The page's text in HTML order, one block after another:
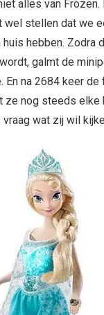
alles van Frozen.
wel stellen dat we
huis hebben. Zodra
galmt de
En na 2684 keer
ze nog steeds elke
wat zij wil